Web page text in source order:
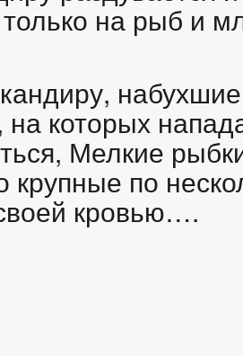
на рыб и
которых
Мелкие
крупные по
кровью….